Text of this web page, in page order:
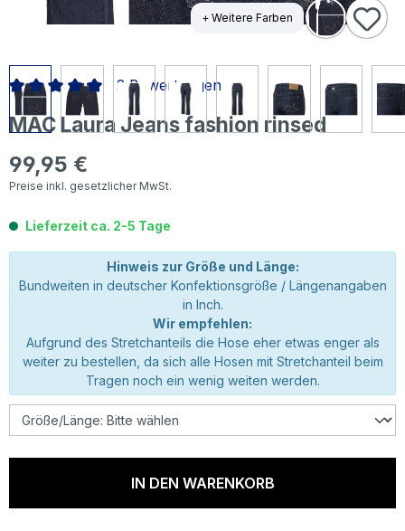
+ Weitere Farben
MAC Laura Jeans fashion rinsed
Regulärer Preis:
99,95 €
Preise inkl. gesetzlicher MwSt.
Durchschnittliche Bewertung von 5 von 5 Sternen
2 Bewertungen
Lieferzeit ca. 2-5 Tage
Hinweis zur Größe und Länge:
Bundweiten in deutscher Konfektionsgröße / Längenangaben
in Inch.
Wir empfehlen:
Aufgrund des Stretchanteils die Hose eher etwas enger als
weiter zu bestellen, da sich alle Hosen mit Stretchanteil beim
Tragen noch ein wenig weiten werden.
IN DEN WARENKORB